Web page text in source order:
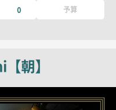
0 予算
朝】